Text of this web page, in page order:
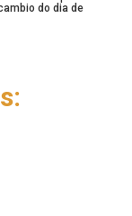
do dia de